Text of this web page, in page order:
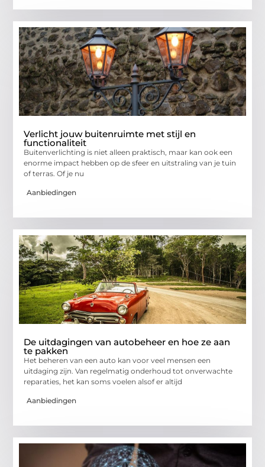
Verlicht jouw buitenruimte met stijl en
functionaliteit
Buitenverlichting is niet alleen praktisch, maar kan ook een
enorme impact hebben op de sfeer en uitstraling van je tuin
of terras. Of je nu
Aanbiedingen
De uitdagingen van autobeheer en hoe ze aan
te pakken
Het beheren van een auto kan voor veel mensen een
uitdaging zijn. Van regelmatig onderhoud tot onverwachte
reparaties, het kan soms voelen alsof er altijd
Aanbiedingen